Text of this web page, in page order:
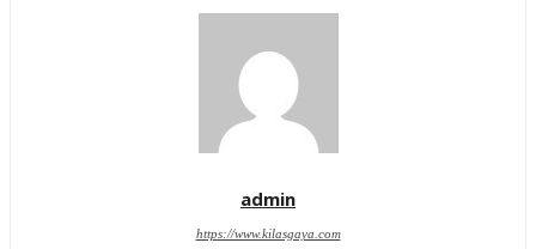
admin
https://www.kilasgaya.com